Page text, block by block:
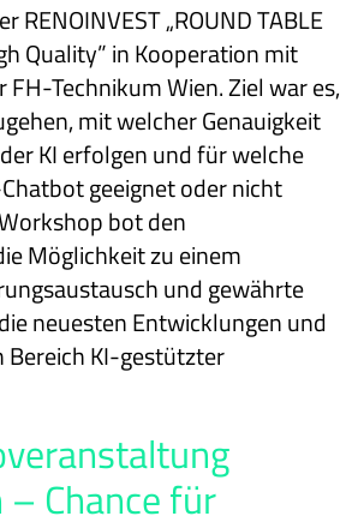
RENOINVEST „ROUND TABLE
Quality” in Kooperation mit
Technikum Wien. Ziel war es,
mit welcher Genauigkeit
KI erfolgen und für welche
geeignet oder nicht
bot den
Möglichkeit zu einem
und gewährte
neuesten Entwicklungen und
Bereich KI-gestützter
– Chance für